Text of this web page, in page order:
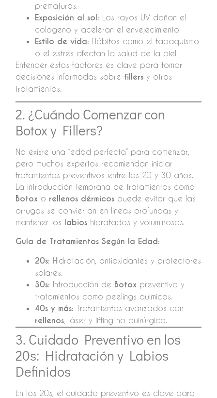
prematuras.
Exposición al sol: Los rayos UV dañan el
colágeno y aceleran el envejecimiento.
Estilo de vida: Hábitos como el tabaquismo
o el estrés afectan la salud de la piel.
Entender estos factores es clave para tomar
decisiones informadas sobre fillers y otros
tratamientos.
2. ¿Cuándo Comenzar con
Botox y Fillers?
No existe una “edad perfecta” para comenzar,
pero muchos expertos recomiendan iniciar
tratamientos preventivos entre los 20 y 30 años.
La introducción temprana de tratamientos como
Botox o rellenos dérmicos puede evitar que las
arrugas se conviertan en líneas profundas y
mantener los
labios hidratados y voluminosos.
Guía de Tratamientos Según la Edad:
20s: Hidratación, antioxidantes y protectores
solares.
30s: Introducción de Botox preventivo y
tratamientos como peelings químicos.
40s y más: Tratamientos avanzados con
rellenos , láser y lifting no quirúrgico.
3. Cuidado Preventivo en los
20s: Hidratación y Labios
Definidos
En los 20s, el cuidado preventivo es clave para